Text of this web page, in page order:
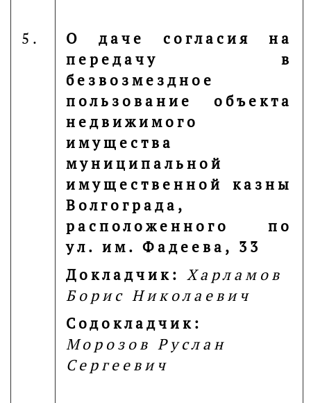
5.
О даче согласия на
передачу в
безвозмездное
пользование объекта
недвижимого
имущества
муниципальной
имущественной казны
Волгограда,
расположенного по
ул. им. Фадеева, 33
Докладчик: Харламов
Борис Николаевич
Содокладчик:
Морозов Руслан
Сергеевич